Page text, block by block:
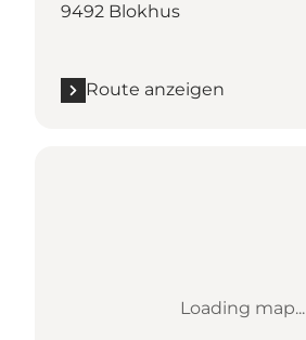
9492 Blokhus
Route anzeigen
Loading map...